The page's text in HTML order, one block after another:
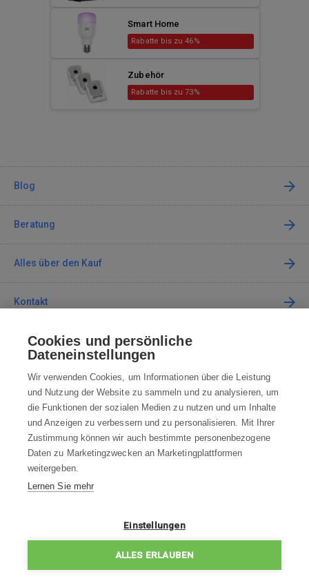
Smart Home
Rabatte bis zu 46%
Zubehör
Rabatte bis zu 73%
Blog
Beratung
Alles über den Kauf
Kontakt
Kontaktieren Sie uns
info@robotworld.at
+49 25 197 159 962 Mo-Fr 8:00—16:00 Uhr
ALLE KONTAKTE
WIDERRUFSBELEHRUNG
DATENSCHUTZERKLÄRUNG
Cookies und persönliche
Dateneinstellungen
Wir verwenden Cookies, um Informationen über die Leistung
und Nutzung der Website zu sammeln und zu analysieren, um
die Funktionen der sozialen Medien zu nutzen und um Inhalte
und Anzeigen zu verbessern und zu personalisieren. Mit Ihrer
Zustimmung können wir auch bestimmte personenbezogene
Daten zu Marketingzwecken an Marketingplattformen
weitergeben.
Lernen Sie mehr
Einstellungen
ALLES ERLAUBEN